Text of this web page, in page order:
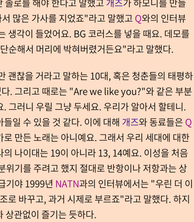
많은 가사를 지었죠"라고 말했고 Q와의 인터뷰
생각이 들었어요. BG 코러스를 넣을 때요. 데모를
순해서 머리에 박혀버렸거든요"라고 말했다.
괜찮을 거라고 말하는 10대, 혹은 청춘들의 태평하
. 그리고 때로는 "Are we like you?"와 같은 부분
그러니 우릴 그냥 두세요. 우리가 알아서 할테니.
일 수 있을 것 같다. 이에 대해 개즈와 동료들은 Q
만든 노래는 아니예요. 그래서 우리 세대에 대한
나이대는 19이 아니라 13, 14예요. 이성을 처음
위기를 주려고 했지 절대로 반항이나 저항과는 상
기야 1999년 NATN과의 인터뷰에서는 "우린 더 이
로 바꾸고, 과거 시제로 부르죠"라고 말했다. 하지
상관없이 즐기는 듯하다.